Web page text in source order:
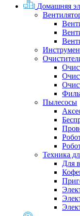
Домашняя
Пылесосы
Техника
Для